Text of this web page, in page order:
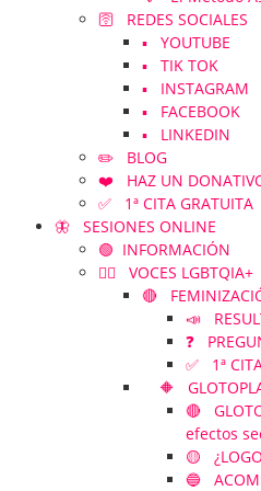
🛜 REDES SOCIALES
▪️ YOUTUBE
▪️ TIK TOK
▪️ INSTAGRAM
▪️ FACEBOOK
▪️ LINKEDIN
✏️ BLOG
❤️ HAZ UN
✅ 1ª CITA GRATUITA
🦋 SESIONES ONLINE
🟢 INFORMACIÓN
🏳️‍🌈 VOCES LGBTQIA+
🔴
📣
❓
✅ 1ª
🔶
🔴
efectos
🟡
🔵